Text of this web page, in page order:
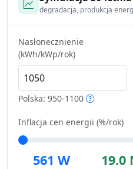
degradacja, produkcja
Nasłonecznienie
(kWh/kWp/rok)
Polska: 950-1100
Inflacja cen energii (%/rok)
561 W 19.0